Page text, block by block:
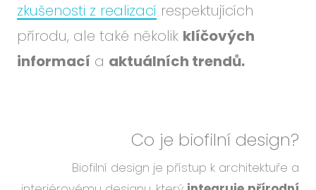
zkušenosti z realizací respektujících
přírodu, ale také několik klíčových
informací a aktuálních trendů.
Co je biofilní design?
Biofilní design je přístup k architektuře a